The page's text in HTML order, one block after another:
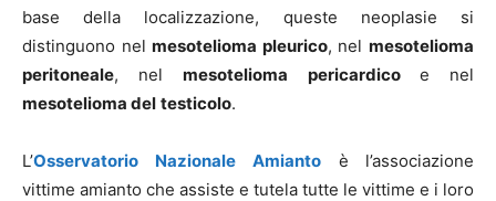
base della localizzazione, queste neoplasie si
distinguono nelmesotelioma pleurico, nelmesotelioma
peritoneale, nelmesotelioma pericardico e nel
mesotelioma del testicolo.
L’Osservatorio Nazionale Amianto è l’associazione
vittime amianto che assiste e tutela tutte le vittime e i loro